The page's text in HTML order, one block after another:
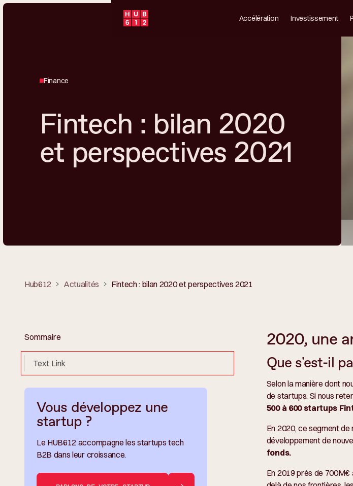
Accélération Investissement
Finance
Fintech : bilan 2020
et perspectives 2021
Hub612 Actualités Fintech : bilan 2020 et perspectives 2021
Sommaire
Text Link
Vous développez une
startup ?
Le HUB612 accompagne les startups tech
B2B dans leur croissance.
2020, une
Que s'est-il
Selon la manière dont
de startups. Si nous
500 à 600 startups
En 2020, ce segment
développement de
fonds.
En 2019 près de